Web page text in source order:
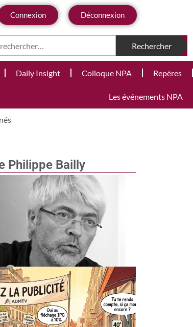
Connexion Déconnexion
Daily Insight Colloque NPA Repères
Les événements NPA
Philippe Bailly